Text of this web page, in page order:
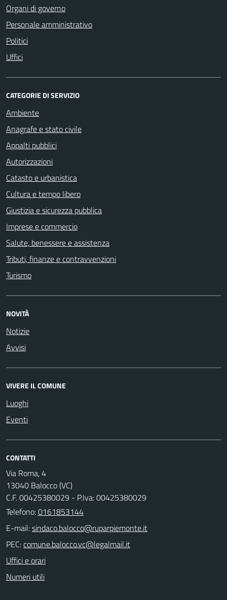
Organi di governo
Personale amministrativo
Politici
Uffici
CATEGORIE DI SERVIZIO
Ambiente
Anagrafe e stato civile
Appalti pubblici
Autorizzazioni
Catasto e urbanistica
Cultura e tempo libero
Giustizia e sicurezza pubblica
Imprese e commercio
Salute, benessere e assistenza
Tributi, finanze e contravvenzioni
Turismo
NOVITÀ
Notizie
Avvisi
VIVERE IL COMUNE
Luoghi
Eventi
CONTATTI
Via Roma, 4
13040 Balocco (VC)
C.F. 00425380029 - P.Iva: 00425380029
Telefono:0161853144
E-mail:
PEC:
Uffici e orari
Numeri utili